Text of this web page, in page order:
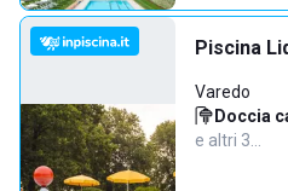
Piscina
Varedo
Doccia
e altri 3…